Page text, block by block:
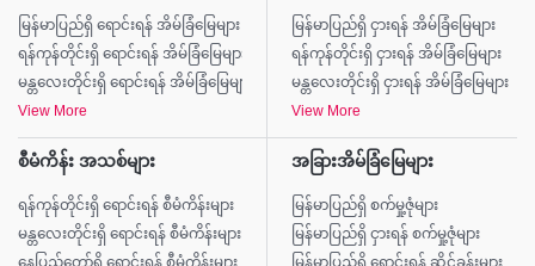
မြန်မာပြည်ရှိ ရောင်းရန် အိမ်ခြံမြေများ
ရန်ကုန်တိုင်းရှိ ရောင်းရန် အိမ်ခြံမြေများ
မန္တလေးတိုင်းရှိ ရောင်းရန် အိမ်ခြံမြေများ
View More
မြန်မာပြည်ရှိ ငှားရန် အိမ်ခြံမြေများ
ရန်ကုန်တိုင်းရှိ ငှားရန် အိမ်ခြံမြေများ
မန္တလေးတိုင်းရှိ ငှားရန် အိမ်ခြံမြေများ
View More
စီမံကိန်း အသစ်များ
ရန်ကုန်တိုင်းရှိ ရောင်းရန် စီမံကိန်းများ
မန္တလေးတိုင်းရှိ ရောင်းရန် စီမံကိန်းများ
နေပြည်တော်ရှိ ရောင်းရန် စီမံကိန်းများ
အခြားအိမ်ခြံမြေများ
မြန်မာပြည်ရှိ စက်မှု့ဇုံများ
မြန်မာပြည်ရှိ ငှားရန် စက်မှု့ဇုံများ
မြန်မာပြည်ရှိ ရောင်းရန် ဆိုင်ခန်းများ